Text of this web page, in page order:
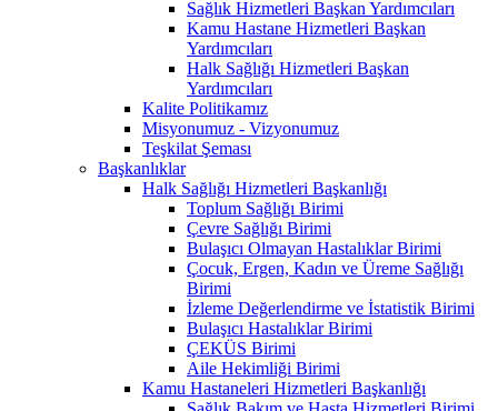
Sağlık Hizmetleri Başkan Yardımcıları
Kamu Hastane Hizmetleri Başkan
Yardımcıları
Halk Sağlığı Hizmetleri Başkan
Yardımcıları
Kalite Politikamız
Misyonumuz - Vizyonumuz
Teşkilat Şeması
Başkanlıklar
Halk Sağlığı Hizmetleri Başkanlığı
Toplum Sağlığı Birimi
Çevre Sağlığı Birimi
Bulaşıcı Olmayan Hastalıklar Birimi
Çocuk, Ergen, Kadın ve Üreme Sağlığı
Birimi
İzleme Değerlendirme ve İstatistik Birimi
Bulaşıcı Hastalıklar Birimi
ÇEKÜS Birimi
Aile Hekimliği Birimi
Kamu Hastaneleri Hizmetleri Başkanlığı